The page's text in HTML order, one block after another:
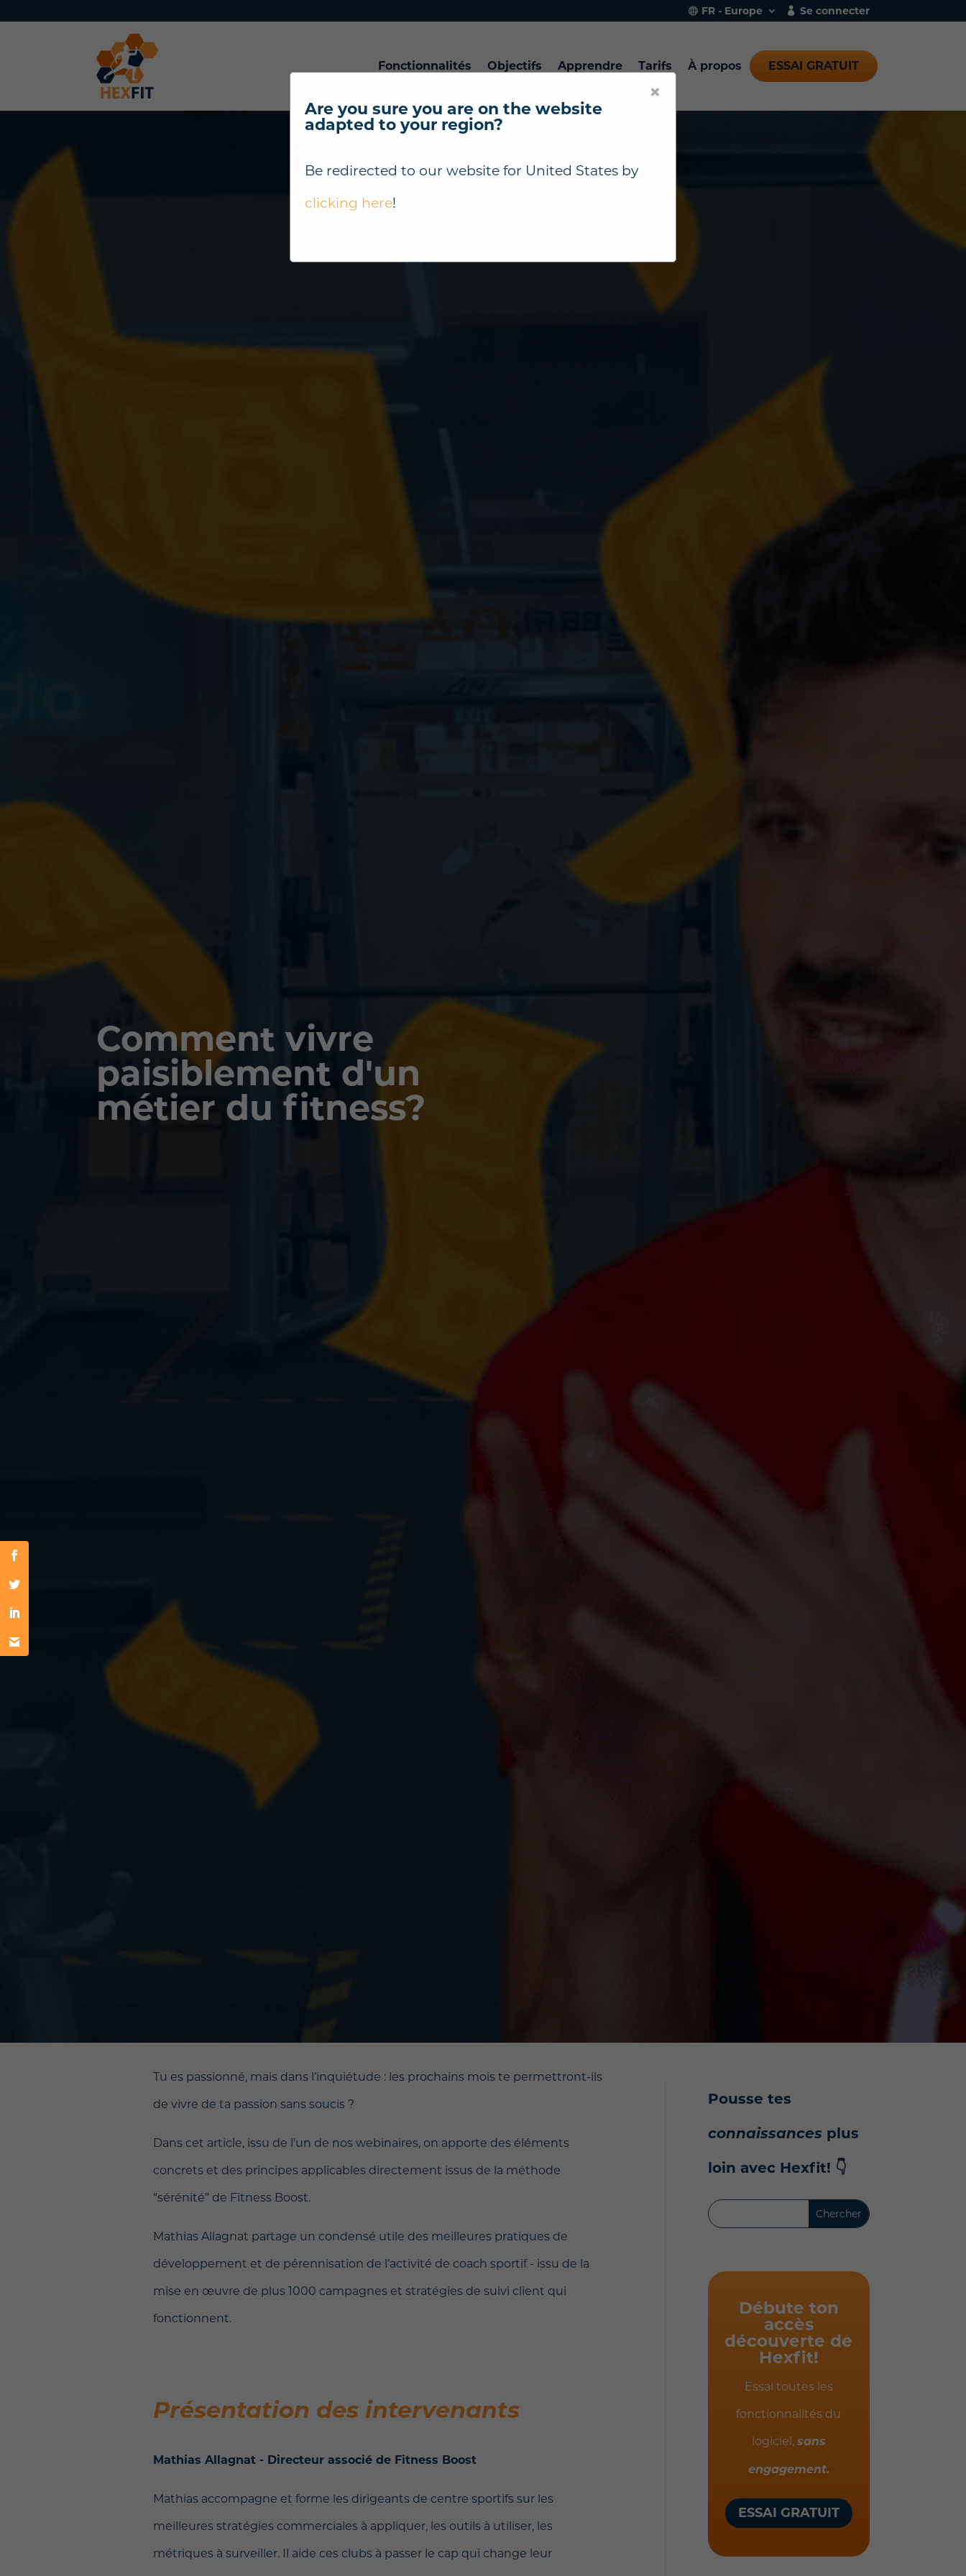
×
Are you sure you are on the website
adapted to your region?
Be redirected to our website for United States by
clicking here!
FR - Europe Se connecter
Fonctionnalités Objectifs Apprendre Tarifs À propos ESSAI GRATUIT
Comment vivre
paisiblement d'un
métier du fitness?
Tu es passionné, mais dans l’inquiétude : les prochains mois te permettront-ils
de vivre de ta passion sans soucis ?
Dans cet article, issu de l'un de nos webinaires, on apporte des éléments
concrets et des principes applicables directement issus de la méthode
“sérénité” de Fitness Boost.
Mathias Allagnat partage un condensé utile des meilleures pratiques de
développement et de pérennisation de l’activité de coach sportif - issu de la
mise en œuvre de plus 1000 campagnes et stratégies de suivi client qui
fonctionnent.
Présentation des intervenants
Mathias Allagnat - Directeur associé de Fitness Boost
Mathias accompagne et forme les dirigeants de centre sportifs sur les
meilleures stratégies commerciales à appliquer, les outils à utiliser, les
métriques à surveiller. Il aide ces clubs à passer le cap qui change leur
Pousse tes
connaissances plus
loin avec Hexfit! 👇
Débute ton
accès
découverte de
Hexfit!
Essai toutes les
fonctionnalités du
logiciel, sans
engagement.
ESSAI GRATUIT